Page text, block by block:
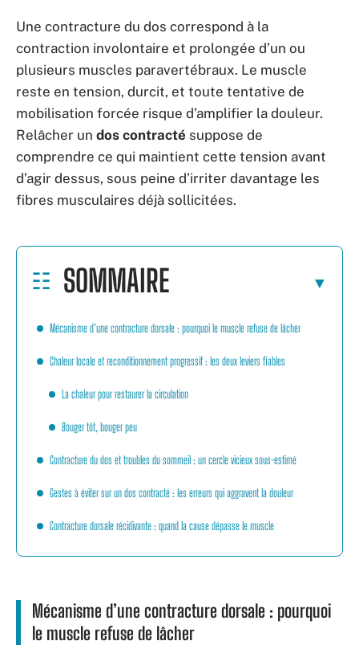
Une contracture du dos correspond à la
contraction involontaire et prolongée d’un ou
plusieurs muscles paravertébraux. Le muscle
reste en tension, durcit, et toute tentative de
mobilisation forcée risque d’amplifier la douleur.
Relâcher un dos contracté suppose de
comprendre ce qui maintient cette tension avant
d’agir dessus, sous peine d’irriter davantage les
fibres musculaires déjà sollicitées.
SOMMAIRE
Mécanisme d’une contracture dorsale : pourquoi le muscle refuse de lâcher
Chaleur locale et reconditionnement progressif : les deux leviers fiables
La chaleur pour restaurer la circulation
Bouger tôt, bouger peu
Contracture du dos et troubles du sommeil : un cercle vicieux sous-estimé
Gestes à éviter sur un dos contracté : les erreurs qui aggravent la douleur
Contracture dorsale récidivante : quand la cause dépasse le muscle
Mécanisme d’une contracture dorsale : pourquoi
le muscle refuse de lâcher